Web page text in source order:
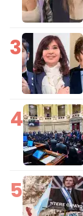
3
4
5